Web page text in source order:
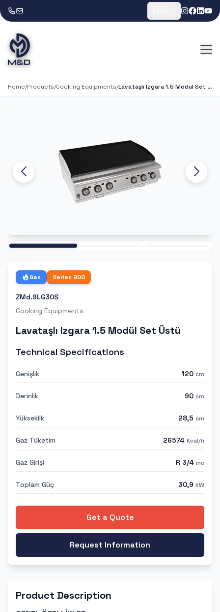
Home/Products/Cooking Equipments/ Lavataşlı Izgara 1.5 Modül Set Üstü
Gas Series 900
ZMd.9LG30S
Cooking Equipments
Lavataşlı Izgara 1.5 Modül Set Üstü
Technical Specifications
Genişlik 120 cm
Derinlik 90 cm
Yükseklik 28,5 cm
Gaz Tüketim 26574 Kcal/h
Gaz Girişi R 3/4 inc
Toplam Güç 30,9 kW
Get a Quote
Request Information
Product Description